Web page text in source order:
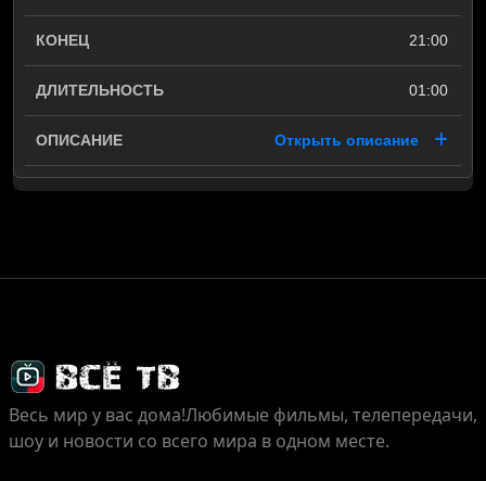
21:00
01:00
Открыть описание
Весь мир у вас дома!Любимые фильмы, телепередачи,
шоу и новости со всего мира в одном месте.